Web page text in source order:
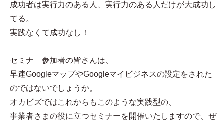
成功者は実行力のある人、実行力のある人だけが大成功し
てる。
実践なくて成功なし！
セミナー参加者の皆さんは、
早速GoogleマップやGoogleマイビジネスの設定をされた
のではないでしょうか。
オカビズではこれからもこのような実践型の、
事業者さまの役に立つセミナーを開催いたしますので、ぜ